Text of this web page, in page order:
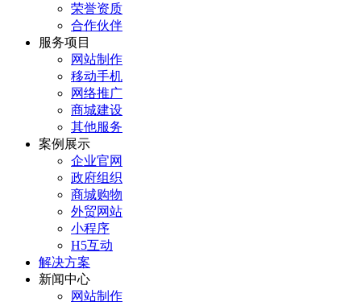
荣誉资质
合作伙伴
服务项目
网站制作
移动手机
网络推广
商城建设
其他服务
案例展示
企业官网
政府组织
商城购物
外贸网站
小程序
H5互动
解决方案
新闻中心
网站制作